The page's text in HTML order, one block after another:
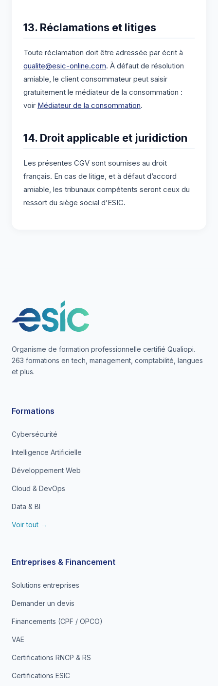
13. Réclamations et litiges
Toute réclamation doit être adressée par écrit à
qualite@esic-online.com. À défaut de résolution
amiable, le client consommateur peut saisir
gratuitement le médiateur de la consommation :
voir Médiateur de la consommation.
14. Droit applicable et juridiction
Les présentes CGV sont soumises au droit
français. En cas de litige, et à défaut d’accord
amiable, les tribunaux compétents seront ceux du
ressort du siège social d’ESIC.
Organisme de formation professionnelle certifié Qualiopi.
263 formations en tech, management, comptabilité, langues
et plus.
Formations
Cybersécurité
Intelligence Artificielle
Développement Web
Cloud & DevOps
Data & BI
Voir tout →
Entreprises & Financement
Solutions entreprises
Demander un devis
Financements (CPF / OPCO)
VAE
Certifications RNCP & RS
Certifications ESIC